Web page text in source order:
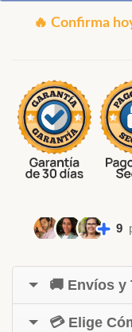
🔥 Confirma
9
🚚 Envíos y
💳 Elige